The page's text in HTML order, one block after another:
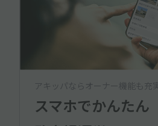
アキッパならオーナー機能も充実
スマホでかんたん